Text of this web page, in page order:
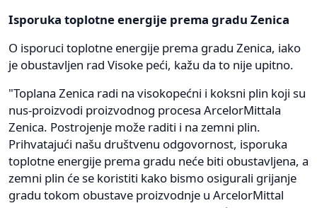
Isporuka toplotne energije prema gradu Zenica
O isporuci toplotne energije prema gradu Zenica, iako
je obustavljen rad Visoke peći, kažu da to nije upitno.
"Toplana Zenica radi na visokopećni i koksni plin koji su
nus-proizvodi proizvodnog procesa ArcelorMittala
Zenica. Postrojenje može raditi i na zemni plin.
Prihvatajući našu društvenu odgovornost, isporuka
toplotne energije prema gradu neće biti obustavljena, a
zemni plin će se koristiti kako bismo osigurali grijanje
gradu tokom obustave proizvodnje u ArcelorMittal